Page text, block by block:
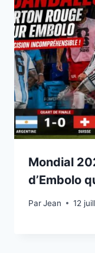
Mondial
d’Embolo
ParJean
12 juillet 2026
12